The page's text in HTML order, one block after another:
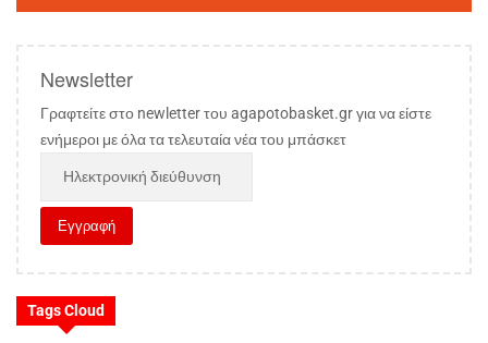
Newsletter
Γραφτείτε στο newletter του agapotobasket.gr για να είστε
ενήμεροι με όλα τα τελευταία νέα του μπάσκετ
Tags Cloud